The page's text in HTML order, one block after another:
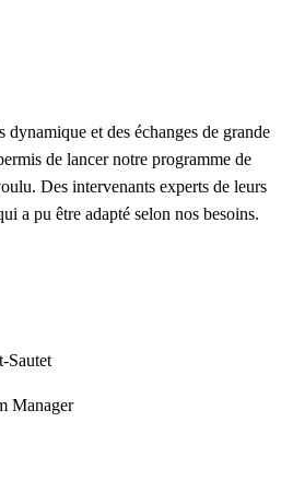
dynamique et des échanges de grande
de lancer notre programme de
Des intervenants experts de leurs
a pu être adapté selon nos besoins.
Sautet
Manager